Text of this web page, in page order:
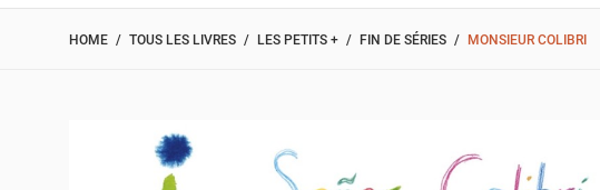
HOME TOUS LES LIVRES LES PETITS + FIN DE SÉRIES MONSIEUR COLIBRI